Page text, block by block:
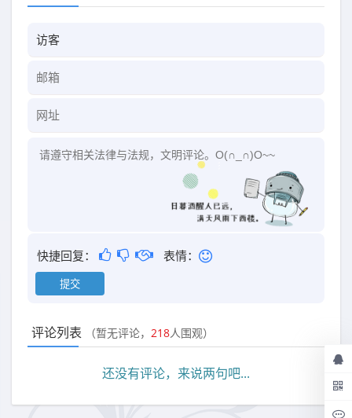
快捷回复： 表情：
评论列表 （暂无评论， 218人围观）
还没有评论，来说两句吧...